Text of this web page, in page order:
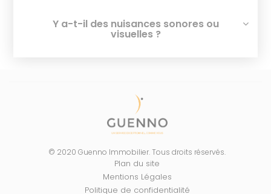
Y a-t-il des nuisances sonores ou
visuelles ?
© 2020 Guenno Immobilier. Tous droits réservés.
Plan du site
Mentions Légales
Politique de confidentialité